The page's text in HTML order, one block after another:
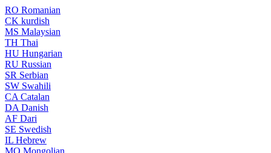
RO Romanian
CK kurdish
MS Malaysian
TH Thai
HU Hungarian
RU Russian
SR Serbian
SW Swahili
CA Catalan
DA Danish
AF Dari
SE Swedish
IL Hebrew
MO Mongolian